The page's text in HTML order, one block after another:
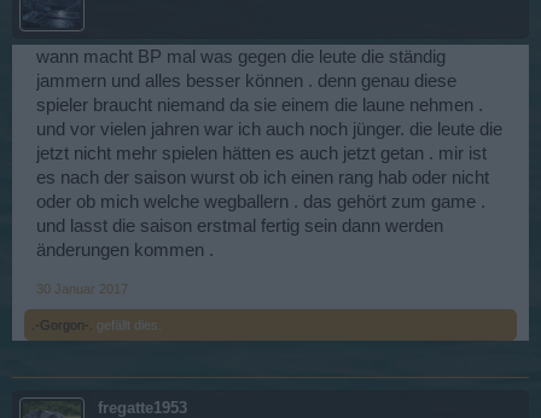
wann macht BP mal was gegen die leute die ständig
jammern und alles besser können . denn genau diese
spieler braucht niemand da sie einem die laune nehmen .
und vor vielen jahren war ich auch noch jünger. die leute die
jetzt nicht mehr spielen hätten es auch jetzt getan . mir ist
es nach der saison wurst ob ich einen rang hab oder nicht
oder ob mich welche wegballern . das gehört zum game .
und lasst die saison erstmal fertig sein dann werden
änderungen kommen .
30 Januar 2017
.-Gorgon-. gefällt dies.
fregatte1953